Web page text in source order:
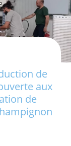
de
aux
de